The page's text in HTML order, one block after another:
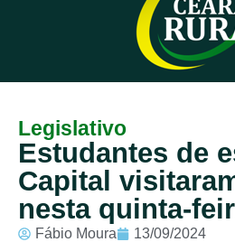
Sobre
Legislativo
Estudantes de
Capital
nesta quinta-
Fábio Moura 13/09/2024